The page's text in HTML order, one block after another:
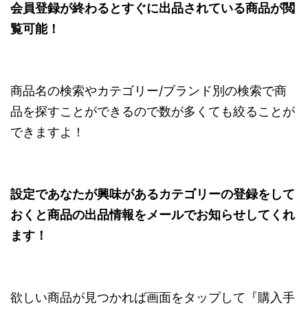
会員登録が終わるとすぐに出品されている商品が閲
覧可能！
商品名の検索やカテゴリー/ブランド別の検索で商
品を探すことができるので数が多くても絞ることが
できますよ！
設定であなたが興味があるカテゴリーの登録をして
おくと商品の出品情報をメールでお知らせしてくれ
ます！
欲しい商品が見つかれば画面をタップして『購入手